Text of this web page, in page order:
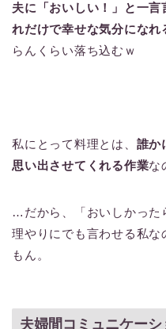
夫に「おいしい！」と一
れだけで幸せな気分になれ
らんくらい落ち込むｗ
私にとって料理とは、 誰か
思い出させてくれる作業な
…だから、「おいしかった
理やりにでも言わせる私
もん。
夫婦間コミュニケーシ